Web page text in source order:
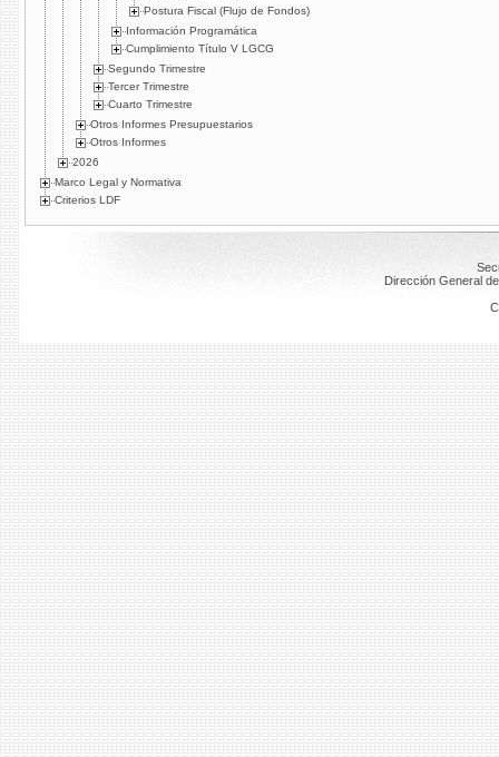
Postura Fiscal (Flujo de Fondos)
Información Programática
Cumplimiento Título V LGCG
Segundo Trimestre
Tercer Trimestre
Cuarto Trimestre
Otros Informes Presupuestarios
Otros Informes
2026
Marco Legal y Normativa
Criterios LDF
Dirección General